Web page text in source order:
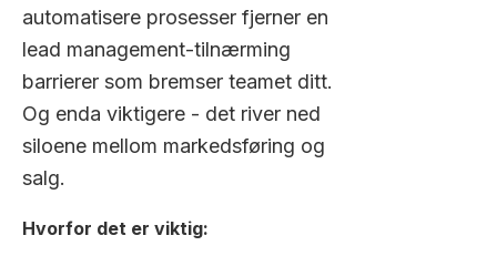
automatisere prosesser fjerner en
lead management-tilnærming
barrierer som bremser teamet ditt.
Og enda viktigere - det river ned
siloene mellom markedsføring og
salg.
Hvorfor det er viktig: